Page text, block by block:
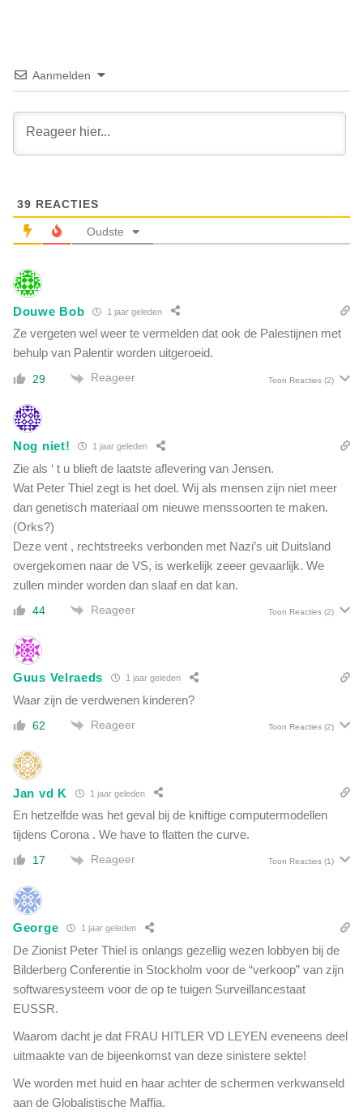
n
e
h
g
t
r
i
c
p
a
u
i
s
m
e
m
1
1
5
p
r
o
e
t
o
n
d
r
o
k
b
e
d
d
i
n
a
r
w
c
u
w
v
o
r
i
e
u
w
e
f
e
n
s
e
e
e
n
D
e
e
n
s
e
k
r
j
g
t
v
j
s
Aanmelden
39 REACTIES
Oudste
Douwe Bob 1 jaar geleden
Ze vergeten wel weer te vermelden dat ook de Palestijnen met
behulp van Palentir worden uitgeroeid.
29 Reageer Toon Reacties (2)
Nog niet! 1 jaar geleden
Zie als ‘ t u blieft de laatste aflevering van Jensen.
Wat Peter Thiel zegt is het doel. Wij als mensen zijn niet meer
dan genetisch materiaal om nieuwe menssoorten te maken.
(Orks?)
Deze vent , rechtstreeks verbonden met Nazi’s uit Duitsland
overgekomen naar de VS, is werkelijk zeeer gevaarlijk. We
zullen minder worden dan slaaf en dat kan.
44 Reageer Toon Reacties (2)
Guus Velraeds 1 jaar geleden
Waar zijn de verdwenen kinderen?
62 Reageer Toon Reacties (2)
Jan vd K 1 jaar geleden
En hetzelfde was het geval bij de kniftige computermodellen
tijdens Corona . We have to flatten the curve.
17 Reageer Toon Reacties (1)
George 1 jaar geleden
De Zionist Peter Thiel is onlangs gezellig wezen lobbyen bij de
Bilderberg Conferentie in Stockholm voor de “verkoop” van zijn
softwaresysteem voor de op te tuigen Surveillancestaat
EUSSR.
Waarom dacht je dat FRAU HITLER VD LEYEN eveneens deel
uitmaakte van de bijeenkomst van deze sinistere sekte!
We worden met huid en haar achter de schermen verkwanseld
aan de Globalistische Maffia.